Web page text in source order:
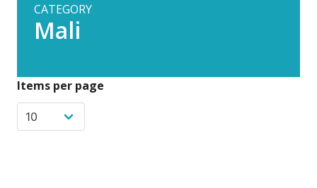
CATEGORY
Mali
Items per page